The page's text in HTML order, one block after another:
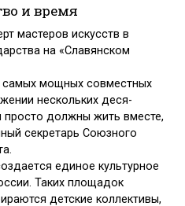
и время
масте­ров искусств в
на «Славянском
самых мощных совместных
нескольких деся­
просто должны жить вместе,
секретарь Союзного
единое культурное
Таких площадок
детские коллективы,